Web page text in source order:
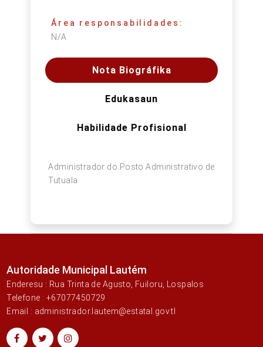
Área responsabilidades:
N/A
Nota Biográfika
Edukasaun
Habilidade Profisional
Administrador do Posto Administrativo de
Tutuala
Autoridade Municipal Lautém
Enderesu : Rua Trinta de Agusto, Fuiloru, Lospalos
Telefone : +67077450729
Email : administrador.lautem@estatal.gov.tl